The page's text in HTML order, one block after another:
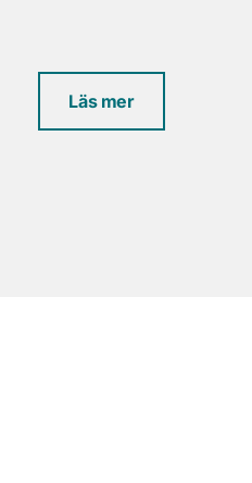
Läs mer